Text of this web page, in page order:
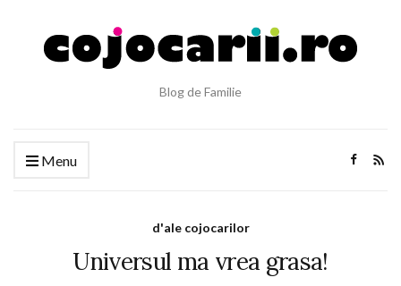
Blog de Familie
Menu
d'ale cojocarilor
Universul ma vrea grasa!